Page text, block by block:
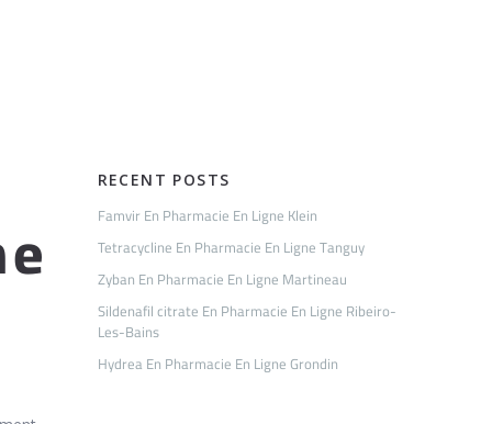
RECENT POSTS
Famvir En Pharmacie En Ligne Klein
Tetracycline En Pharmacie En Ligne Tanguy
Zyban En Pharmacie En Ligne Martineau
Sildenafil citrate En Pharmacie En Ligne Ribeiro-
Les-Bains
Hydrea En Pharmacie En Ligne Grondin